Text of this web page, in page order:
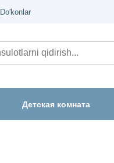
Do'konlar
Детская комната